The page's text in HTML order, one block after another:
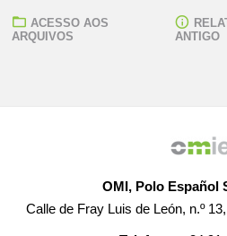
ACESSO AOS
ARQUIVOS
ANTIGO
OMI, Polo Español
Calle de Fray Luis de León, n.º